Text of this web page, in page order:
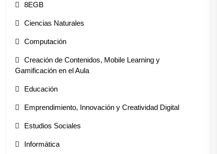
8EGB
Ciencias Naturales
Computación
Creación de Contenidos, Mobile Learning y
Gamificación en el Aula
Educación
Emprendimiento, Innovación y Creatividad Digital
Estudios Sociales
Informática